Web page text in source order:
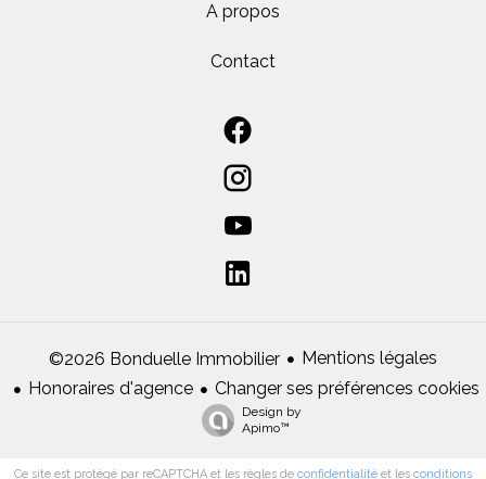
A propos
Contact
©2026 Bonduelle Immobilier
Mentions légales
Honoraires d'agence
Changer ses préférences cookies
Design by
Apimo™
Ce site est protégé par reCAPTCHA et les règles de confidentialité et les conditions